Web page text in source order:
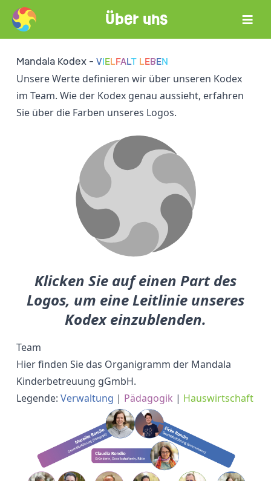
Über uns ≡
Mandala Kodex - VIELFALT LEBEN
Unsere Werte definieren wir über unseren Kodex
im Team. Wie der Kodex genau aussieht, erfahren
Sie über die Farben unseres Logos.
Klicken Sie auf einen Part des
Logos, um eine Leitlinie unseres
Kodex einzublenden.
Team
Hier finden Sie das Organigramm der Mandala
Kinderbetreuung gGmbH.
Legende: Verwaltung | Pädagogik | Hauswirtschaft